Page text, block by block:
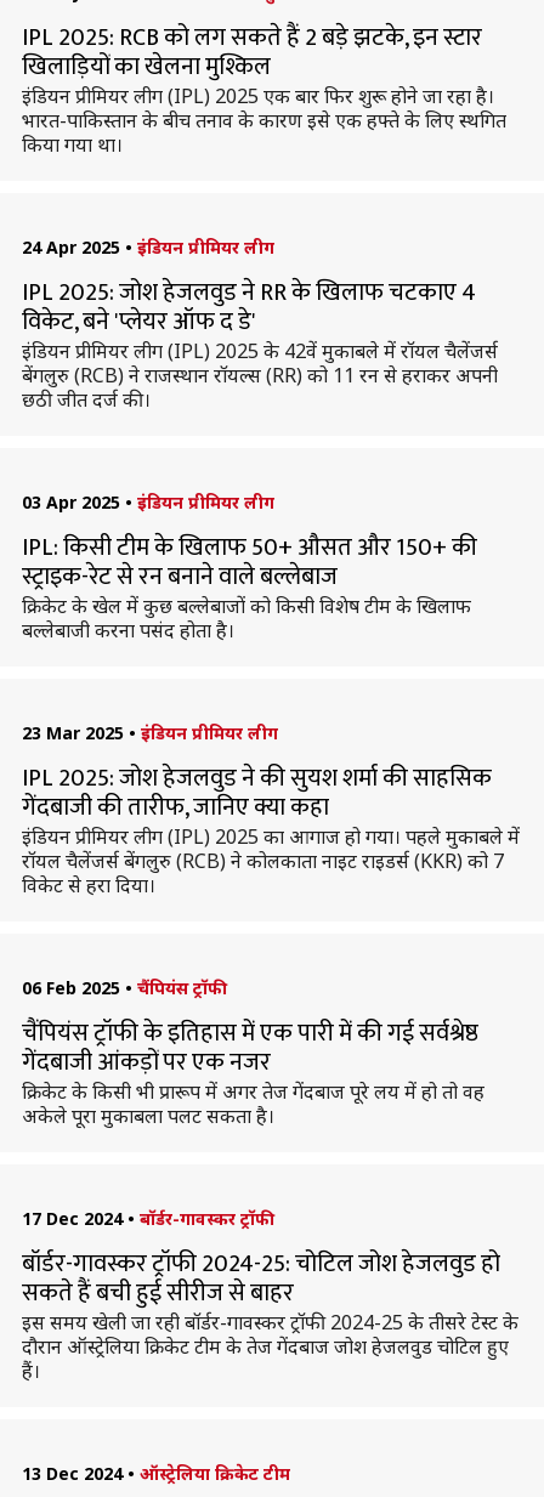
IPL 2025: RCB को लग सकते हैं 2 बड़े झटके, इन स्टार
खिलाड़ियों का खेलना मुश्किल
इंडियन प्रीमियर लीग (IPL) 2025 एक बार फिर शुरू होने जा रहा है।
भारत-पाकिस्तान के बीच तनाव के कारण इसे एक हफ्ते के लिए स्थगित
किया गया था।
24 Apr 2025 • इंडियन प्रीमियर लीग
IPL 2025: जोश हेजलवुड ने RR के खिलाफ चटकाए 4
विकेट, बने 'प्लेयर ऑफ द डे'
इंडियन प्रीमियर लीग (IPL) 2025 के 42वें मुकाबले में रॉयल चैलेंजर्स
बेंगलुरु (RCB) ने राजस्थान रॉयल्स (RR) को 11 रन से हराकर अपनी
छठी जीत दर्ज की।
03 Apr 2025 • इंडियन प्रीमियर लीग
IPL: किसी टीम के खिलाफ 50+ औसत और 150+ की
स्ट्राइक-रेट से रन बनाने वाले बल्लेबाज
क्रिकेट के खेल में कुछ बल्लेबाजों को किसी विशेष टीम के खिलाफ
बल्लेबाजी करना पसंद होता है।
23 Mar 2025 • इंडियन प्रीमियर लीग
IPL 2025: जोश हेजलवुड ने की सुयश शर्मा की साहसिक
गेंदबाजी की तारीफ, जानिए क्या कहा
इंडियन प्रीमियर लीग (IPL) 2025 का आगाज हो गया। पहले मुकाबले में
रॉयल चैलेंजर्स बेंगलुरु (RCB) ने कोलकाता नाइट राइडर्स (KKR) को 7
विकेट से हरा दिया।
06 Feb 2025 • चैंपियंस ट्रॉफी
चैंपियंस ट्रॉफी के इतिहास में एक पारी में की गई सर्वश्रेष्ठ
गेंदबाजी आंकड़ों पर एक नजर
क्रिकेट के किसी भी प्रारूप में अगर तेज गेंदबाज पूरे लय में हो तो वह
अकेले पूरा मुकाबला पलट सकता है।
17 Dec 2024 • बॉर्डर-गावस्कर ट्रॉफी
बॉर्डर-गावस्कर ट्रॉफी 2024-25: चोटिल जोश हेजलवुड हो
सकते हैं बची हुई सीरीज से बाहर
इस समय खेली जा रही बॉर्डर-गावस्कर ट्रॉफी 2024-25 के तीसरे टेस्ट के
दौरान ऑस्ट्रेलिया क्रिकेट टीम के तेज गेंदबाज जोश हेजलवुड चोटिल हुए
हैं।
13 Dec 2024 • ऑस्ट्रेलिया क्रिकेट टीम